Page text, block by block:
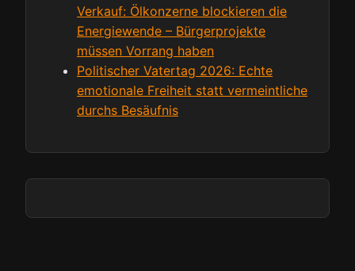
Verkauf: Ölkonzerne blockieren die
Energiewende – Bürgerprojekte
müssen Vorrang haben
Politischer Vatertag 2026: Echte
emotionale Freiheit statt vermeintliche
durchs Besäufnis